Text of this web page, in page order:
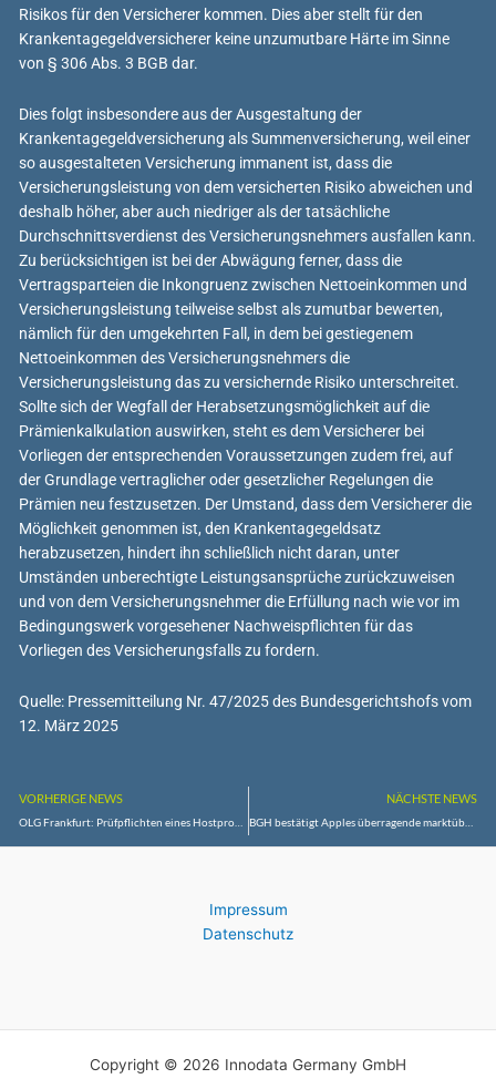
Risikos für den Versicherer kommen. Dies aber stellt für den
Krankentagegeldversicherer keine unzumutbare Härte im Sinne
von § 306 Abs. 3 BGB dar.
Dies folgt insbesondere aus der Ausgestaltung der
Krankentagegeldversicherung als Summenversicherung, weil einer
so ausgestalteten Versicherung immanent ist, dass die
Versicherungsleistung von dem versicherten Risiko abweichen und
deshalb höher, aber auch niedriger als der tatsächliche
Durchschnittsverdienst des Versicherungsnehmers ausfallen kann.
Zu berücksichtigen ist bei der Abwägung ferner, dass die
Vertragsparteien die Inkongruenz zwischen Nettoeinkommen und
Versicherungsleistung teilweise selbst als zumutbar bewerten,
nämlich für den umgekehrten Fall, in dem bei gestiegenem
Nettoeinkommen des Versicherungsnehmers die
Versicherungsleistung das zu versichernde Risiko unterschreitet.
Sollte sich der Wegfall der Herabsetzungsmöglichkeit auf die
Prämienkalkulation auswirken, steht es dem Versicherer bei
Vorliegen der entsprechenden Voraussetzungen zudem frei, auf
der Grundlage vertraglicher oder gesetzlicher Regelungen die
Prämien neu festzusetzen. Der Umstand, dass dem Versicherer die
Möglichkeit genommen ist, den Krankentagegeldsatz
herabzusetzen, hindert ihn schließlich nicht daran, unter
Umständen unberechtigte Leistungsansprüche zurückzuweisen
und von dem Versicherungsnehmer die Erfüllung nach wie vor im
Bedingungswerk vorgesehener Nachweispflichten für das
Vorliegen des Versicherungsfalls zu fordern.
Quelle: Pressemitteilung Nr. 47/2025 des Bundesgerichtshofs vom
12. März 2025
VORHERIGE NEWS NÄCHSTE NEWS
BGH bestätigt Apples überragende marktübergreifende Bedeutung für den Wettbewerb
Impressum
Datenschutz
Copyright © 2026 Innodata Germany GmbH